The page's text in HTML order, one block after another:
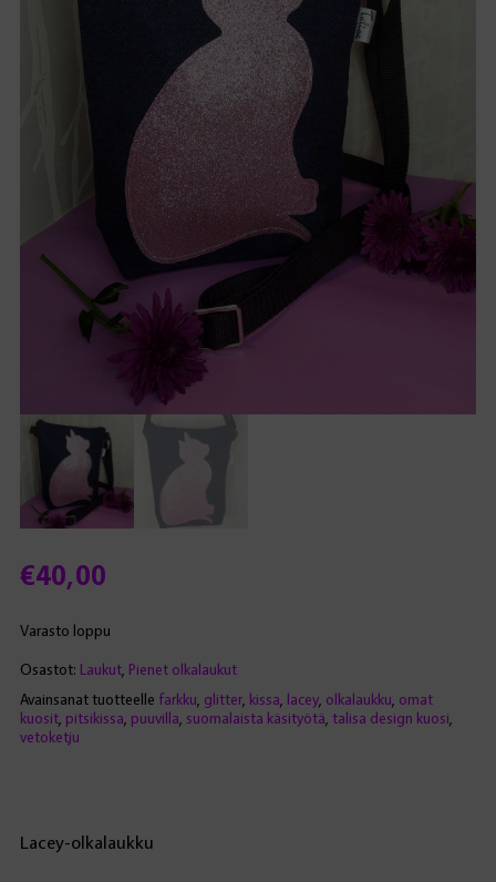
€40,00
Varasto loppu
Osastot: Laukut, Pienet olkalaukut
Avainsanat tuotteelle farkku glitter, kissa lacey, olkalaukku omat
kuosit, pitsikissa puuvilla suomalaista käsityötä talisa design kuosi
vetoketju
Lacey-olkalaukku